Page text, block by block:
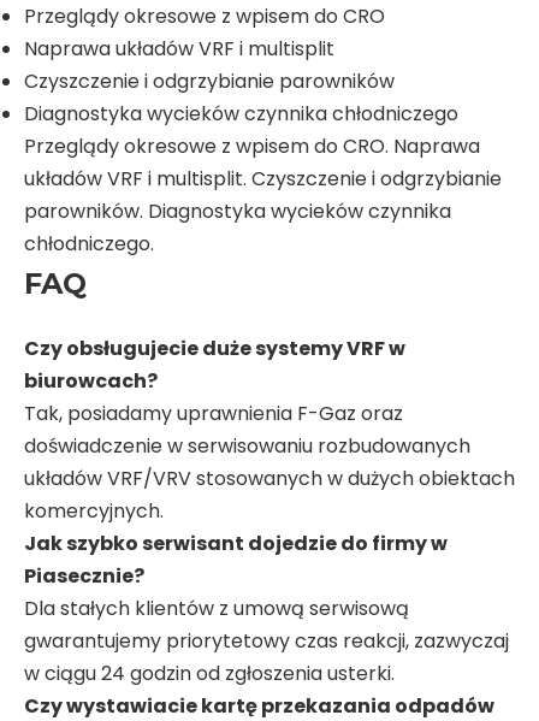
Przeglądy okresowe z wpisem do CRO
Naprawa układów VRF i multisplit
Czyszczenie i odgrzybianie parowników
Diagnostyka wycieków czynnika chłodniczego
Przeglądy okresowe z wpisem do CRO. Naprawa
układów VRF i multisplit. Czyszczenie i odgrzybianie
parowników. Diagnostyka wycieków czynnika
chłodniczego.
FAQ
Czy obsługujecie duże systemy VRF w
biurowcach?
Tak, posiadamy uprawnienia F-Gaz oraz
doświadczenie w serwisowaniu rozbudowanych
układów VRF/VRV stosowanych w dużych obiektach
komercyjnych.
Jak szybko serwisant dojedzie do firmy w
Piasecznie?
Dla stałych klientów z umową serwisową
gwarantujemy priorytetowy czas reakcji, zazwyczaj
w ciągu 24 godzin od zgłoszenia usterki.
Czy wystawiacie kartę przekazania odpadów